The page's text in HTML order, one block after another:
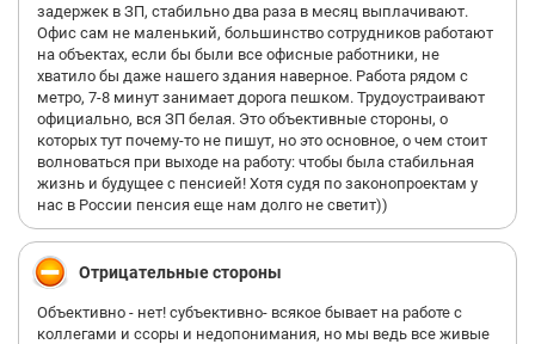
задержек в ЗП, стабильно два раза в месяц выплачивают.
Офис сам не маленький, большинство сотрудников работают
на объектах, если бы были все офисные работники, не
хватило бы даже нашего здания наверное. Работа рядом с
метро, 7-8 минут занимает дорога пешком. Трудоустраивают
официально, вся ЗП белая. Это объективные стороны, о
которых тут почему-то не пишут, но это основное, о чем стоит
волноваться при выходе на работу: чтобы была стабильная
жизнь и будущее с пенсией! Хотя судя по законопроектам у
нас в России пенсия еще нам долго не светит))
Отрицательные стороны
Объективно - нет! субъективно- всякое бывает на работе с
коллегами и ссоры и недопонимания, но мы ведь все живые